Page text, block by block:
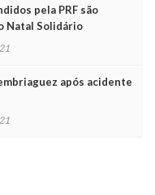
pela PRF são
Natal Solidário
após acidente